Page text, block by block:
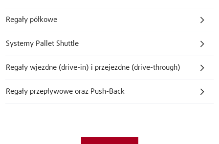
Regały półkowe
Systemy Pallet Shuttle
Regały wjezdne (drive-in) i przejezdne (drive-through)
Regały przepływowe oraz Push-Back